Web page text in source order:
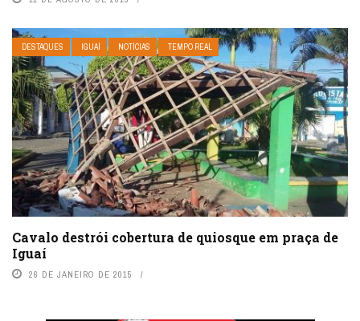
DESTAQUES IGUAÍ NOTÍCIAS TEMPO REAL
Cavalo destrói cobertura de quiosque em praça de
Iguaí
26 DE JANEIRO DE 2015